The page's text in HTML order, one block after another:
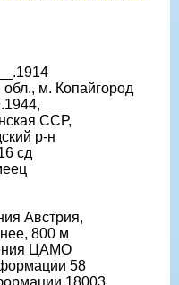
м. Копайгород
ССР,
р-н
сд
Австрия,
800 м
ЦАМО
58
18003